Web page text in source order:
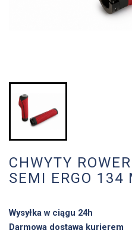
CHWYTY
SEMI ERGO 134
Wysyłka w ciągu 24h
Darmowa dostawa kurierem